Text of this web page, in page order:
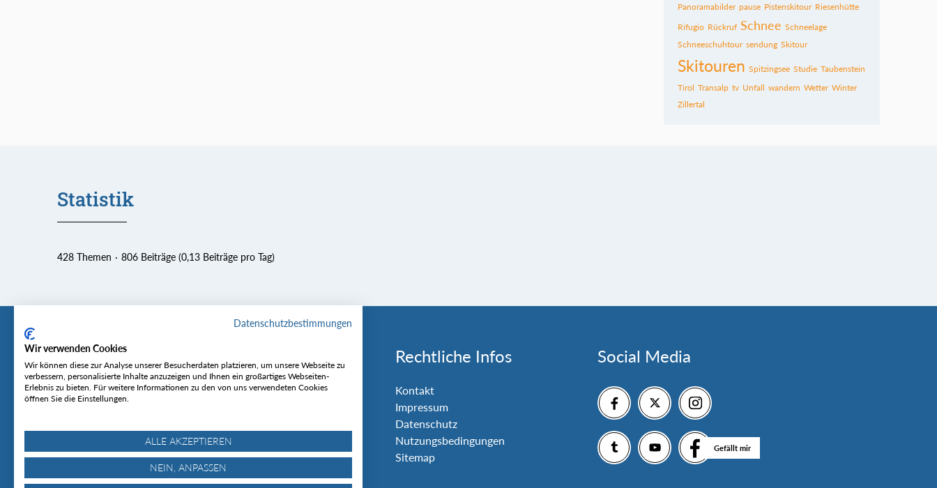
Panoramabilder pause Pistenskitour Riesenhütte
Rifugio Rückruf Schnee Schneelage
Schneeschuhtour sendung Skitour
Skitouren Spitzingsee Studie Taubenstein
Tirol Transalp tv Unfall wandern Wetter Winter
Zillertal
Statistik
428 Themen 806 Beiträge (0,13 Beiträge pro Tag)
Tourentipp
Über uns
Wetter & Lawinenlage
Rechtliche Infos
Kontakt
Impressum
Datenschutz
Nutzungsbedingungen
Sitemap
Social Media
Gefällt mir
Datenschutzbestimmungen
Wir verwenden Cookies
Wir können diese zur Analyse unserer Besucherdaten platzieren, um unsere Webseite zu
verbessern, personalisierte Inhalte anzuzeigen und Ihnen ein großartiges Webseiten-
Erlebnis zu bieten. Für weitere Informationen zu den von uns verwendeten Cookies
öffnen Sie die Einstellungen.
ALLE AKZEPTIEREN
NEIN, ANPASSEN